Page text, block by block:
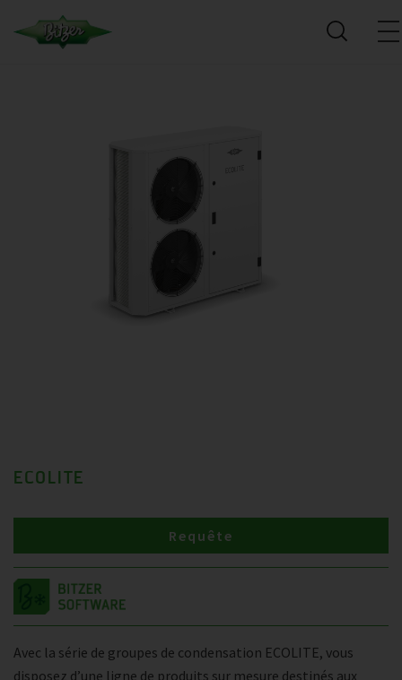
ECOLITE
Avec la série de groupes de condensation ECOLITE, vous
disposez d’une ligne de produits sur mesure destinés aux
Requête